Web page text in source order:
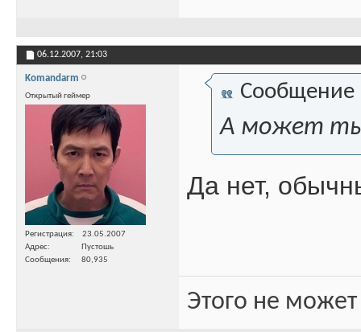
06.12.2007, 21:03
Komandarm
Открытый геймер
Регистрация
23.05.2007
Адрес
Пустошь
Сообщения
80,935
Сообщение
А может ты
Да нет,
Этого не